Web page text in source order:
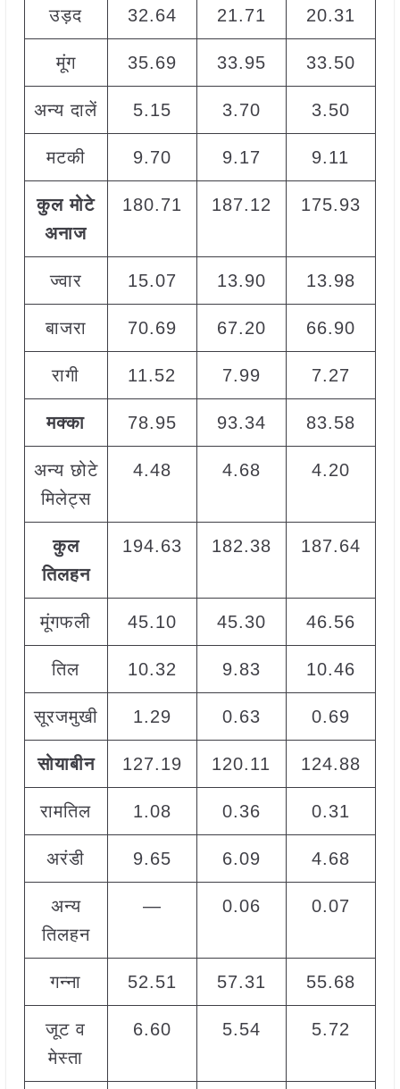
उड़द 32.64 21.71 20.31
मूंग 35.69 33.95 33.50
अन्य दालें 5.15 3.70 3.50
मटकी 9.70 9.17 9.11
कुल मोटे
अनाज
180.71 187.12 175.93
ज्वार 15.07 13.90 13.98
बाजरा 70.69 67.20 66.90
रागी 11.52 7.99 7.27
मक्का 78.95 93.34 83.58
अन्य छोटे
मिलेट्स
4.48 4.68 4.20
कुल
तिलहन
194.63 182.38 187.64
मूंगफली 45.10 45.30 46.56
तिल 10.32 9.83 10.46
सूरजमुखी 1.29 0.63 0.69
सोयाबीन 127.19 120.11 124.88
रामतिल 1.08 0.36 0.31
अरंडी 9.65 6.09 4.68
अन्य
तिलहन
— 0.06 0.07
गन्ना 52.51 57.31 55.68
जूट व
मेस्ता
6.60 5.54 5.72